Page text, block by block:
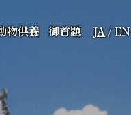
物供養 御首題 JA/EN